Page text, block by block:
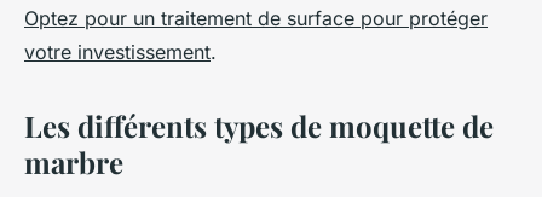
Optez pour un traitement de surface pour protéger
votre investissement.
Les différents types de moquette de
marbre